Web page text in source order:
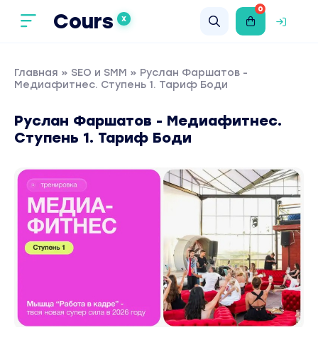
Cours X
0
Главная » SEO и SMM » Руслан Фаршатов -
Медиафитнес. Ступень 1. Тариф Боди
Руслан Фаршатов - Медиафитнес.
Ступень 1. Тариф Боди